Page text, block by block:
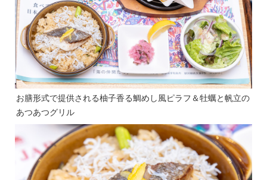
お膳形式で提供される柚子香る鯛めし風ピラフ＆牡蠣と帆立の
あつあつグリル